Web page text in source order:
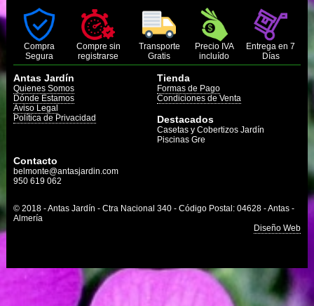
Compra
Segura
Compre sin
registrarse
Transporte
Gratis
Precio IVA
incluído
Entrega en 7
Días
Antas Jardín
Quienes Somos
Dónde Estamos
Aviso Legal
Política de Privacidad
Tienda
Formas de Pago
Condiciones de Venta
Destacados
Casetas y Cobertizos Jardín
Piscinas Gre
Contacto
belmonte@antasjardin.com
950 619 062
© 2018 - Antas Jardín - Ctra Nacional 340 - Código Postal: 04628 - Antas -
Almería
Diseño Web